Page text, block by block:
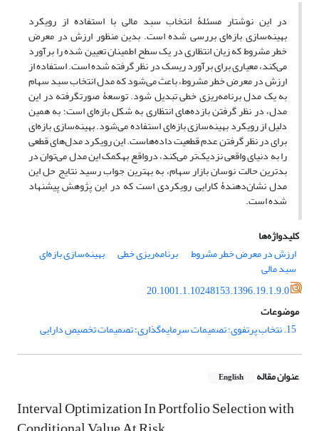
در این نوشتار مسئلۀ انتخاب سبد مالی با استفاده از رویکرد
بهینه‌سازی بازه‌ای بررسی شده است. بدین منظور ارزش در معرض
خطر مشروط که زیان انتظاری در یک سطح اطمینان تعیین‌ شده را برآورد
می‌کند، معیاری برای برآورد ریسک در نظر گرفته ‌شده است. استفاده از
ارزش در معرض خطر مشروط، باعث می‌شود که مدل انتخاب سبد سهام
به یک مدل برنامه‌ریزی خطی تبدیل شود. توسعۀ صورت‎گرفته در این
مدل، در نظر گرفتن بازده‌های انتظاری به شکل بازه‌ای است؛ به همین
دلیل از رویکرد بهینه‌سازی بازه‌ای استفاده می‌شود. بهینه‌سازی بازه‌ای
برای در نظر گرفتن عدم قطعیت داده‌هاست. این رویکرد مدل‌های قطعی
را به دنیای واقعی نزدیک‌تر می‌کند، درواقع به‎کمک این مدل می‌توان در
بدترین حالت نوسان بازار سهام، به بهترین جواب رسید نتایج حل این
مدل نشان‌دهندۀ کارایی رویکردی است که در این پژوهش پیشنهاد
شده است.
کلیدواژه‌ها
ارزش در معرض خطر مشروط
برنامه‌ریزی خطی بهینه‌سازی بازه‌ای
سبد مالی
20.1001.1.10248153.1396.19.1.9.0
موضوعات
15. نتخاب پرتفوی؛ تصمیمات سرمایه‌گذاری؛ تصمیمات تخصیص دارایی
عنوان مقاله English
Interval Optimization In Portfolio Selection with